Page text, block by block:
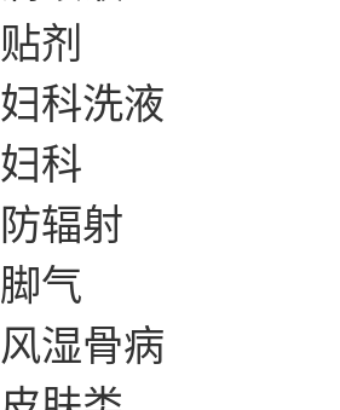
贴剂
妇科洗液
妇科
防辐射
脚气
风湿骨病